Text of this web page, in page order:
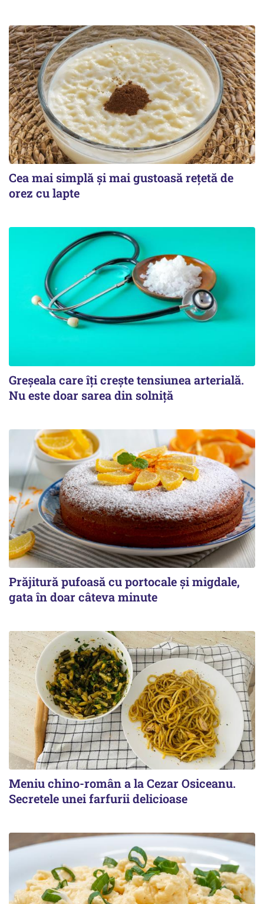
Cea mai simplă și mai gustoasă rețetă de
orez cu lapte
Greșeala care îți crește tensiunea arterială.
Nu este doar sarea din solniță
Prăjitură pufoasă cu portocale și migdale,
gata în doar câteva minute
Meniu chino-român a la Cezar Osiceanu.
Secretele unei farfurii delicioase